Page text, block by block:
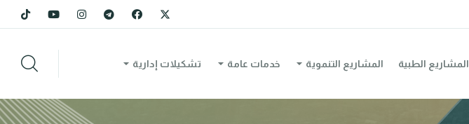
المشاريع الطبية المشاريع التنموية خدمات عامة تشكيلات إدارية